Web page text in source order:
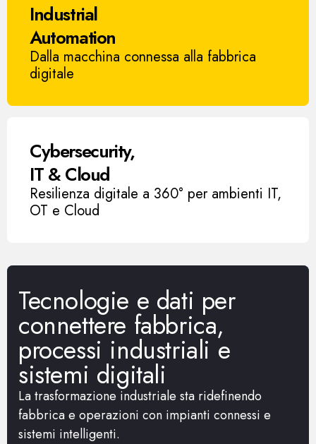
Industrial
Automation
Dalla macchina connessa alla fabbrica
digitale
Cybersecurity,
IT & Cloud
Resilienza digitale a 360° per ambienti IT,
OT e Cloud
Tecnologie e dati per
connettere fabbrica,
processi industriali e
sistemi digitali
La trasformazione industriale sta ridefinendo
fabbrica e operazioni con impianti connessi e
sistemi intelligenti.